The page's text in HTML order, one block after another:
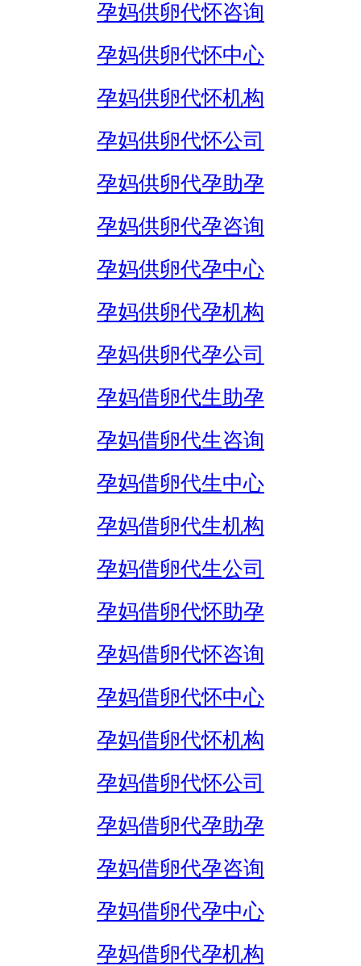
孕妈供卵代怀咨询
孕妈供卵代怀中心
孕妈供卵代怀机构
孕妈供卵代怀公司
孕妈供卵代孕助孕
孕妈供卵代孕咨询
孕妈供卵代孕中心
孕妈供卵代孕机构
孕妈供卵代孕公司
孕妈借卵代生助孕
孕妈借卵代生咨询
孕妈借卵代生中心
孕妈借卵代生机构
孕妈借卵代生公司
孕妈借卵代怀助孕
孕妈借卵代怀咨询
孕妈借卵代怀中心
孕妈借卵代怀机构
孕妈借卵代怀公司
孕妈借卵代孕助孕
孕妈借卵代孕咨询
孕妈借卵代孕中心
孕妈借卵代孕机构